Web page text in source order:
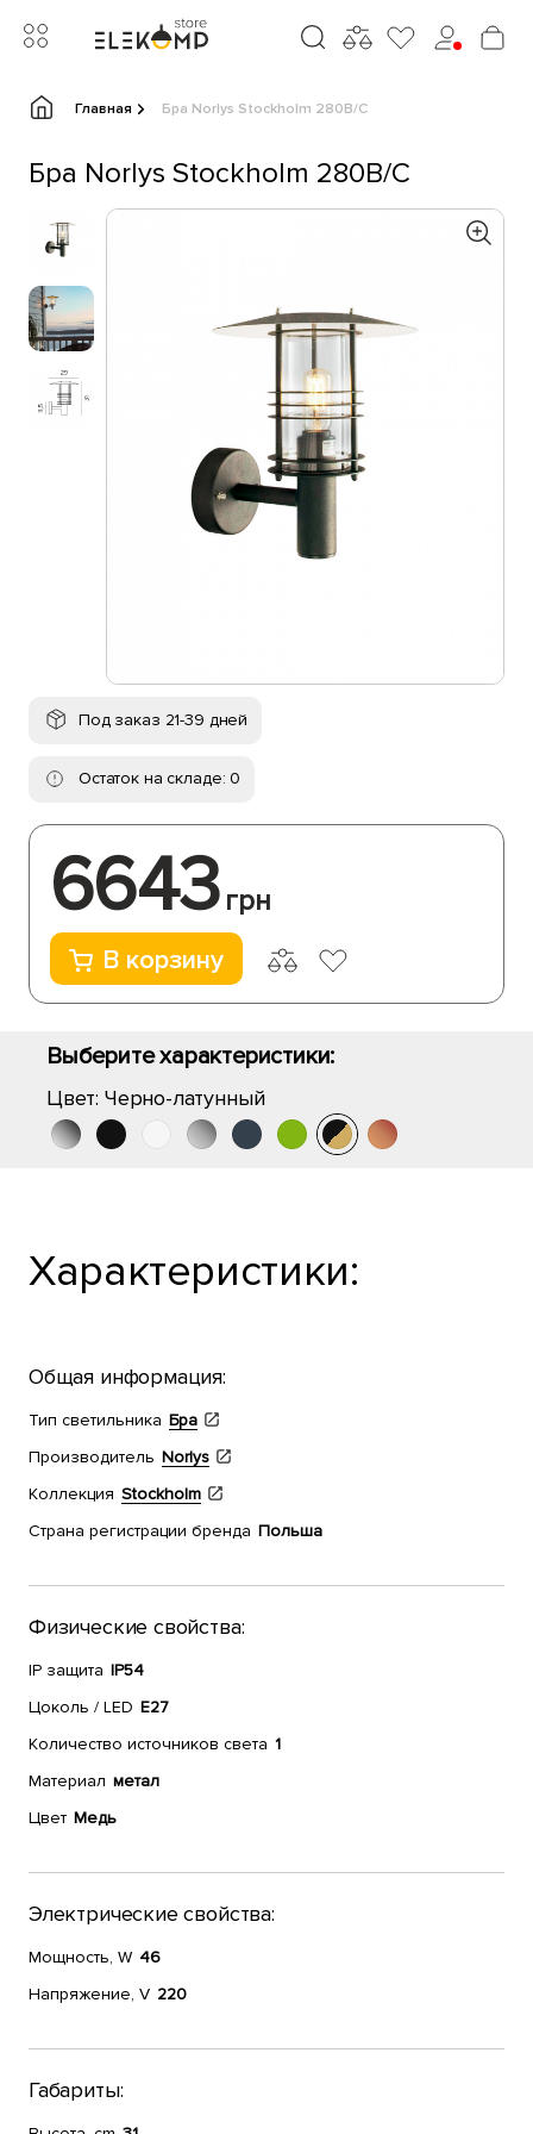
Главная Бра Norlys Stockholm 280B/C
Бра Norlys Stockholm 280B/C
Под заказ 21-39 дней
Остаток на складе: 0
6643 грн
В корзину
Выберите характеристики:
Цвет: Черно-латунный
Характеристики:
Общая информация:
Тип светильника Бра
Производитель Norlys
Коллекция Stockholm
Страна регистрации бренда Польша
Физические свойства:
IP защита IP54
Цоколь / LED E27
Количество источников света 1
Материал метал
Цвет Медь
Электрические свойства:
Мощность, W 46
Напряжение, V 220
Габариты: